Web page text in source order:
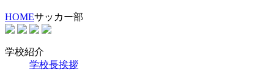
HOMEサッカー部
学校紹介
学校長挨拶